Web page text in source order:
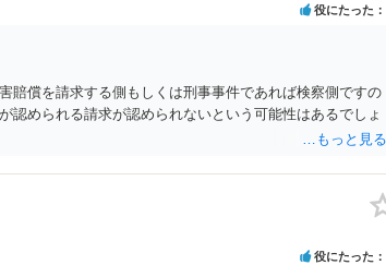
役にたった
賠償を請求する側もしくは刑事事件であれば検察側ですの
認められる請求が認められないという可能性はあるでしょ
役にたった